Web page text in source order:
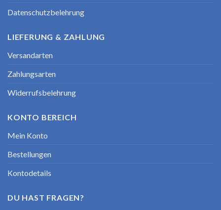
Datenschutzbelehrung
LIEFERUNG & ZAHLUNG
Versandarten
Zahlungsarten
Widerrufsbelehrung
KONTO BEREICH
Mein Konto
Bestellungen
Kontodetails
DU HAST FRAGEN?